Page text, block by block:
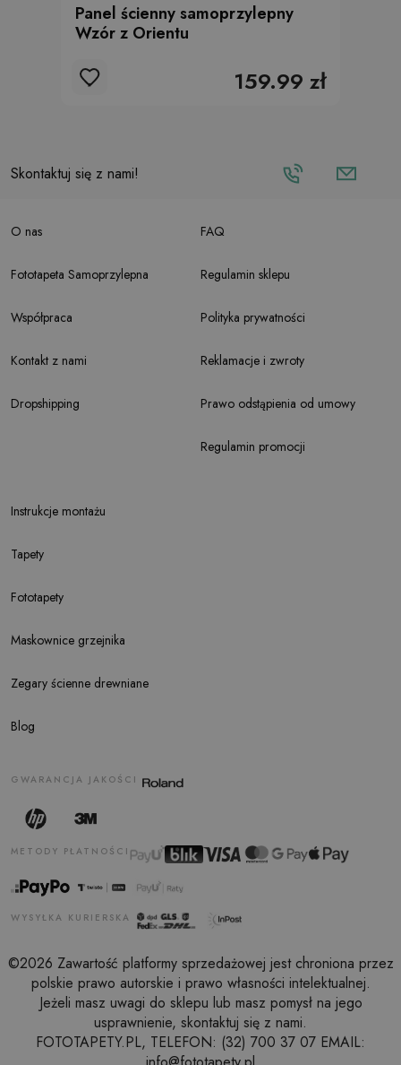
Panel ścienny samoprzylepny
Wzór z Orientu
159.99 zł
Skontaktuj się z nami!
O nas
Fototapeta Samoprzylepna
Współpraca
Kontakt z nami
Dropshipping
Instrukcje montażu
Tapety
Fototapety
Maskownice grzejnika
Zegary ścienne drewniane
Blog
FAQ
Regulamin sklepu
Polityka prywatności
Reklamacje i zwroty
Prawo odstąpienia od umowy
Regulamin promocji
GWARANCJA JAKOŚCI
WYSYŁKA KURIERSKA
METODY PŁATNOŚCI
©2026 Zawartość platformy sprzedażowej jest chroniona przez
polskie prawo autorskie i prawo własności intelektualnej.
Jeżeli masz uwagi do sklepu lub masz pomysł na jego
usprawnienie, skontaktuj się z nami.
FOTOTAPETY.PL, TELEFON: (32) 700 37 07 EMAIL: